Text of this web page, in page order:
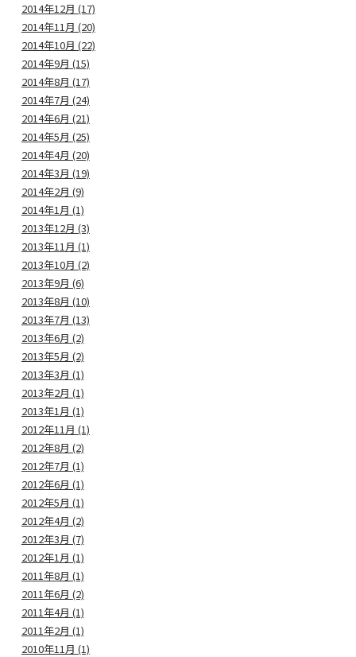
2014年12月 (17)
2014年11月 (20)
2014年10月 (22)
2014年9月 (15)
2014年8月 (17)
2014年7月 (24)
2014年6月 (21)
2014年5月 (25)
2014年4月 (20)
2014年3月 (19)
2014年2月 (9)
2014年1月 (1)
2013年12月 (3)
2013年11月 (1)
2013年10月 (2)
2013年9月 (6)
2013年8月 (10)
2013年7月 (13)
2013年6月 (2)
2013年5月 (2)
2013年3月 (1)
2013年2月 (1)
2013年1月 (1)
2012年11月 (1)
2012年8月 (2)
2012年7月 (1)
2012年6月 (1)
2012年5月 (1)
2012年4月 (2)
2012年3月 (7)
2012年1月 (1)
2011年8月 (1)
2011年6月 (2)
2011年4月 (1)
2011年2月 (1)
2010年11月 (1)